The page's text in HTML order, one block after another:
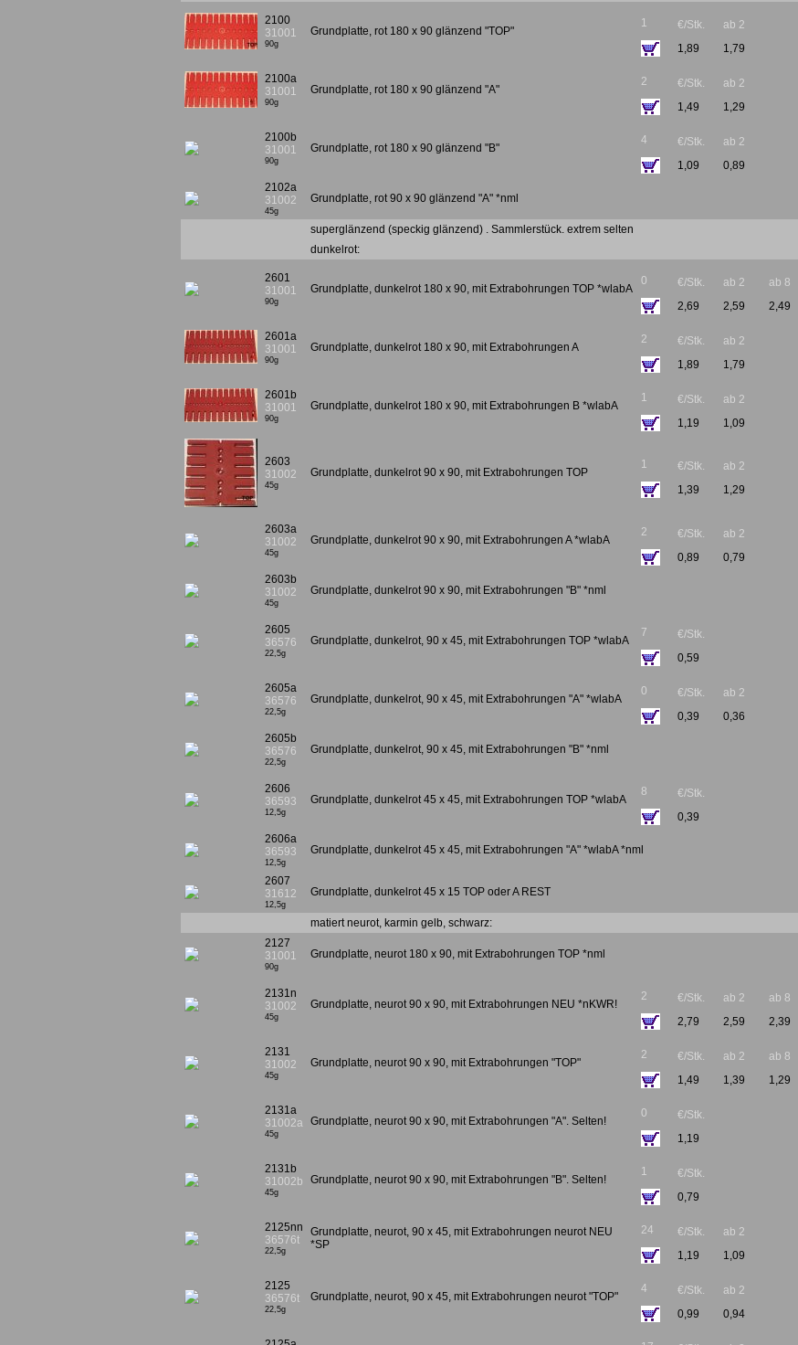
2100
31001
90g
Grundplatte, rot 180 x 90 glänzend "TOP"
1
€/Stk.
1,89
ab 2
1,79
2100a
31001
90g
Grundplatte, rot 180 x 90 glänzend "A"
2
€/Stk.
1,49
ab 2
1,29
2100b
31001
90g
Grundplatte, rot 180 x 90 glänzend "B"
4
€/Stk.
1,09
ab 2
0,89
2102a
31002
45g
Grundplatte, rot 90 x 90 glänzend "A" *nml
superglänzend (speckig glänzend) . Sammlerstück. extrem selten
dunkelrot:
2601
31001
90g
Grundplatte, dunkelrot 180 x 90, mit Extrabohrungen TOP *wlabA
0
€/Stk.
2,69
ab 2
2,59
ab 8
2,49
2601a
31001
90g
Grundplatte, dunkelrot 180 x 90, mit Extrabohrungen A
2
€/Stk.
1,89
ab 2
1,79
2601b
31001
90g
Grundplatte, dunkelrot 180 x 90, mit Extrabohrungen B *wlabA
1
€/Stk.
1,19
ab 2
1,09
2603
31002
45g
Grundplatte, dunkelrot 90 x 90, mit Extrabohrungen TOP
1
€/Stk.
1,39
ab 2
1,29
2603a
31002
45g
Grundplatte, dunkelrot 90 x 90, mit Extrabohrungen A *wlabA
2
€/Stk.
0,89
ab 2
0,79
2603b
31002
45g
Grundplatte, dunkelrot 90 x 90, mit Extrabohrungen "B" *nml
2605
36576
22,5g
Grundplatte, dunkelrot, 90 x 45, mit Extrabohrungen TOP *wlabA
7
€/Stk.
0,59
2605a
36576
22,5g
Grundplatte, dunkelrot, 90 x 45, mit Extrabohrungen "A" *wlabA
0
€/Stk.
0,39
ab 2
0,36
2605b
36576
22,5g
Grundplatte, dunkelrot, 90 x 45, mit Extrabohrungen "B" *nml
2606
36593
12,5g
Grundplatte, dunkelrot 45 x 45, mit Extrabohrungen TOP *wlabA
8
€/Stk.
0,39
2606a
36593
12,5g
Grundplatte, dunkelrot 45 x 45, mit Extrabohrungen "A" *wlabA *nml
2607
31612
12,5g
Grundplatte, dunkelrot 45 x 15 TOP oder A REST
matiert neurot, karmin gelb, schwarz:
2127
31001
90g
Grundplatte, neurot 180 x 90, mit Extrabohrungen TOP *nml
2131n
31002
45g
Grundplatte, neurot 90 x 90, mit Extrabohrungen NEU *nKWR!
2
€/Stk.
2,79
ab 2
2,59
ab 8
2,39
2131
31002
45g
Grundplatte, neurot 90 x 90, mit Extrabohrungen "TOP"
2
€/Stk.
1,49
ab 2
1,39
ab 8
1,29
2131a
31002a
45g
Grundplatte, neurot 90 x 90, mit Extrabohrungen "A". Selten!
0
€/Stk.
1,19
2131b
31002b
45g
Grundplatte, neurot 90 x 90, mit Extrabohrungen "B". Selten!
1
€/Stk.
0,79
2125nn
36576t
22,5g
Grundplatte, neurot, 90 x 45, mit Extrabohrungen neurot NEU
*SP
24
€/Stk.
1,19
ab 2
1,09
2125
36576t
22,5g
Grundplatte, neurot, 90 x 45, mit Extrabohrungen neurot "TOP"
4
€/Stk.
0,99
ab 2
0,94